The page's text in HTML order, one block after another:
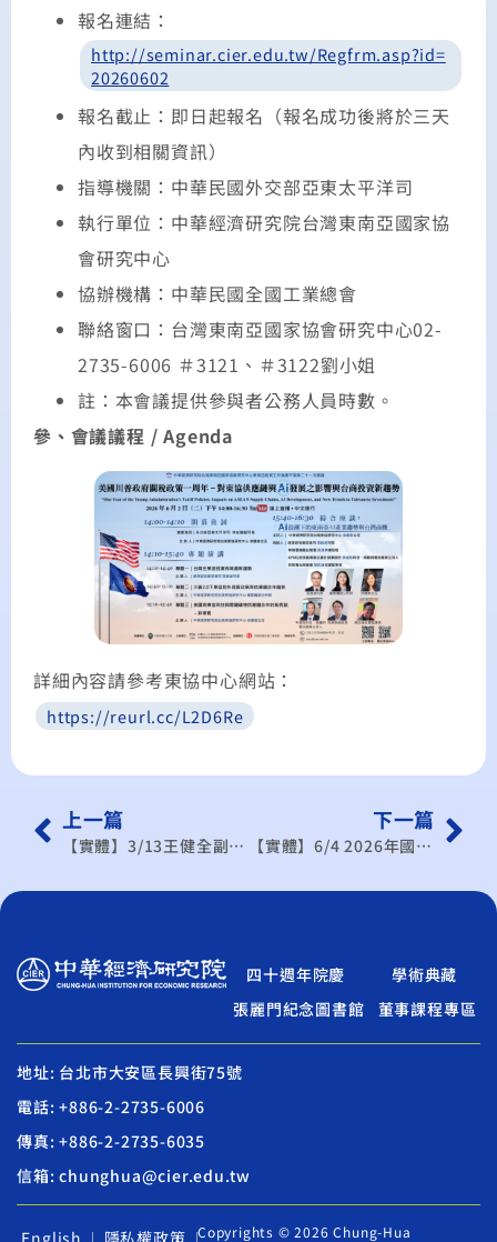
報名連結：
http://seminar.cier.edu.tw/Regfrm.asp?id=
20260602
報名截止：即日起報名（報名成功後將於三天
內收到相關資訊）
指導機關：中華民國外交部亞東太平洋司
執行單位：中華經濟研究院台灣東南亞國家協
會研究中心
協辦機構：中華民國全國工業總會
聯絡窗口：台灣東南亞國家協會研究中心02-
2735-6006 ＃3121、＃3122劉小姐
註：本會議提供參與者公務人員時數。
參、會議議程 / Agenda
詳細內容請參考東協中心網站：
https://reurl.cc/L2D6Re
上一篇
【實體】3/13王健全副院長追思紀念會
下一篇
【實體】6/4 2026年國際經貿機會與挑戰研討會-臺中場
四十週年院慶
學術典藏
張麗門紀念圖書館
董事課程專區
地址: 台北市大安區長興街75號
電話: +886-2-2735-6006
傳真: +886-2-2735-6035
信箱: chunghua@cier.edu.tw
English 隱私權政策
Copyrights © 2026 Chung-Hua